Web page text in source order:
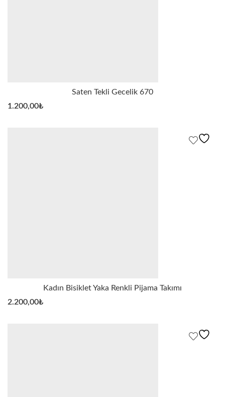
Saten Tekli Gecelik 670
1.200,00₺
Kadın Bisiklet Yaka Renkli Pijama Takımı
2.200,00₺